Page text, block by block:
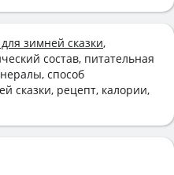
зимней сказки,
состав, питательная
способ
сказки, рецепт, калории,